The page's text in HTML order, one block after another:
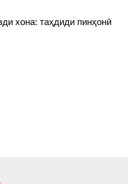
хона: таҳдиди пинҳонӣ